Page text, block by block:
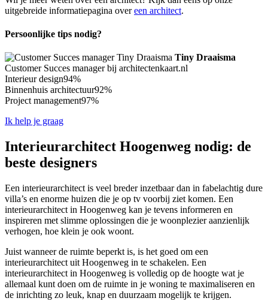
uitgebreide informatiepagina overeen architect.
Persoonlijke tips nodig?
Tiny Draaisma
Customer Succes manager bij architectenkaart.nl
Interieur design94%
Binnenhuis architectuur92%
Project management97%
Ik help je graag
Interieurarchitect Hoogenweg nodig: de
beste designers
Een interieurarchitect is veel breder inzetbaar dan in fabelachtig dure
villa’s en enorme huizen die je op tv voorbij ziet komen. Een
interieurarchitect in Hoogenweg kan je tevens informeren en
inspireren met slimme oplossingen die je woonplezier aanzienlijk
verhogen, hoe klein je ook woont.
Juist wanneer de ruimte beperkt is, is het goed om een
interieurarchitect uit Hoogenweg in te schakelen. Een
interieurarchitect in Hoogenweg is volledig op de hoogte wat je
allemaal kunt doen om de ruimte in je woning te maximaliseren en
de inrichting zo leuk, knap en duurzaam mogelijk te krijgen.